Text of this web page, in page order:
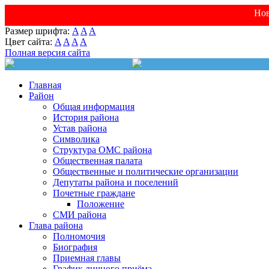
Размер шрифта: A A A
Цвет сайта: A A A A
Полная версия сайта
Главная
Район
Общая информация
История района
Устав района
Символика
Структура ОМС района
Общественная палата
Общественные и политические организации
Депутаты района и поселений
Почетные граждане
Положение
СМИ района
Глава района
Полномочия
Биография
Приемная главы